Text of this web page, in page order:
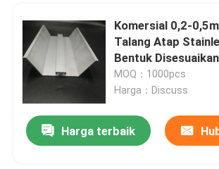
Komersial 0,2-
Talang Atap
Bentuk Disesuaikan
MOQ：1000pcs
Harga：Discuss
Harga terbaik